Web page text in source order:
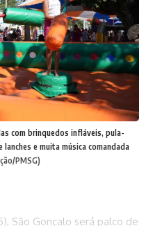
com brinquedos infláveis, pula-
e muita música comandada
PMSG)
São Gonçalo será palco de